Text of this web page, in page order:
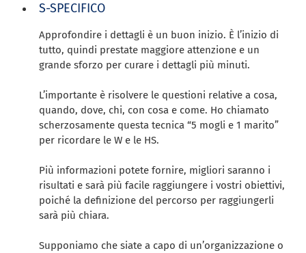
S-SPECIFICO
Approfondire i dettagli è un buon inizio. È l’inizio di
tutto, quindi prestate maggiore attenzione e un
grande sforzo per curare i dettagli più minuti.
L’importante è risolvere le questioni relative a cosa,
quando, dove, chi, con cosa e come. Ho chiamato
scherzosamente questa tecnica “5 mogli e 1 marito”
per ricordare le W e le HS.
Più informazioni potete fornire, migliori saranno i
risultati e sarà più facile raggiungere i vostri obiettivi,
poiché la definizione del percorso per raggiungerli
sarà più chiara.
Supponiamo che siate a capo di un’organizzazione o